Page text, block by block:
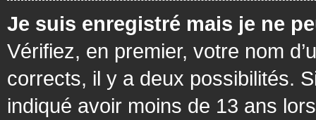
Je suis enregistré mais je ne
Vérifiez, en premier, votre nom
corrects, il y a deux possibilités.
indiqué avoir moins de 13 ans